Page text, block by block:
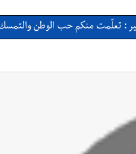
: تعلّمت منكم حب الوطن
الحضري